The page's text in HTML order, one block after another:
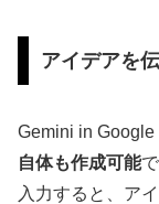
アイデアを
Gemini in Google
自体も作成可能
入力すると、ア